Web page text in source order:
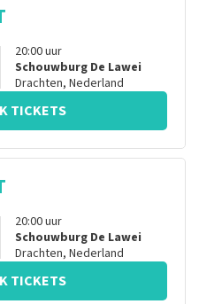
20:00uur
Schouwburg De Lawei
Drachten, Nederland
TICKETS
20:00uur
Schouwburg De Lawei
Drachten, Nederland
TICKETS